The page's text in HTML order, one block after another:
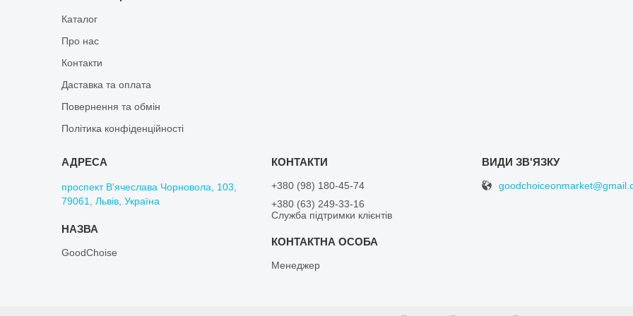
Каталог
Про нас
Контакти
Даставка та оплата
Повернення та обмін
Політика конфіденційності
проспект В'ячеслава Чорновола, 103,
79061, Львів, Україна
GoodChoise
+380 (98) 180-45-74
+380 (63) 249-33-16
Служба підтримки клієнтів
Менеджер